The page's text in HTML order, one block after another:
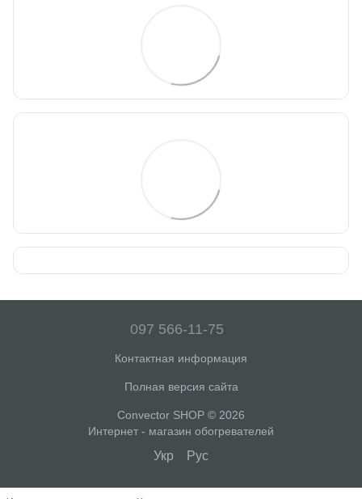
097 566-11-75
Контактная информация
Полная версия сайта
Convector SHOP © 2026
Интернет - магазин обогревателей
Укр Рус